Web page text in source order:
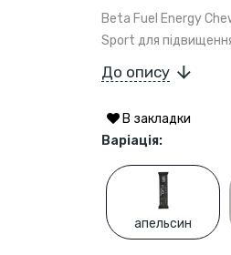
Beta Fuel Energy
Sport для
До опису
В закладки
Варіація:
апельсин